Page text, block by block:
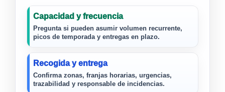
Capacidad y frecuencia
Pregunta si pueden asumir volumen recurrente,
picos de temporada y entregas en plazo.
Recogida y entrega
Confirma zonas, franjas horarias, urgencias,
trazabilidad y responsable de incidencias.